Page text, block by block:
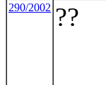
290/2002 ??